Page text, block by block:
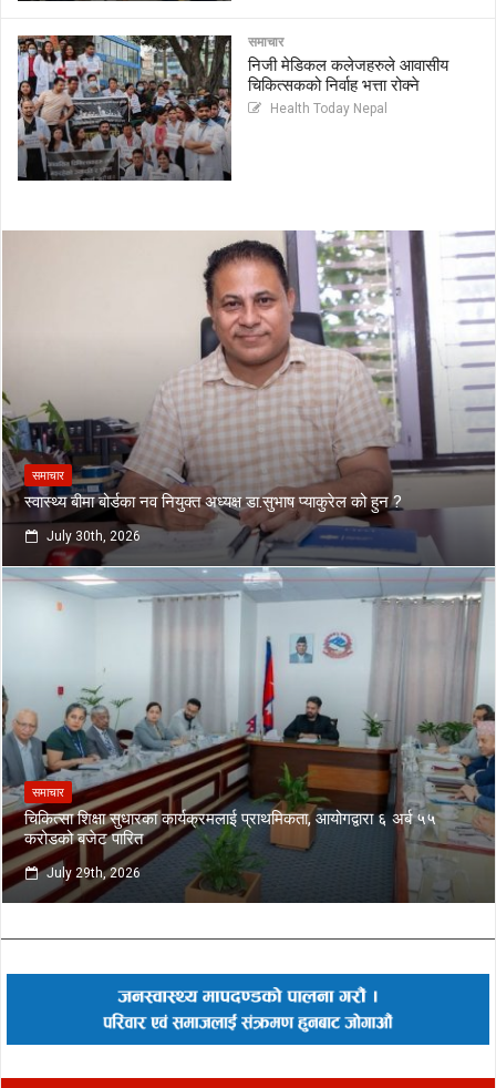
समाचार
निजी मेडिकल कलेजहरुले आवासीय
चिकित्सकको निर्वाह भत्ता रोक्ने
Health Today Nepal
समाचार
स्वास्थ्य बीमा बोर्डका नव नियुक्त अध्यक्ष डा.सुभाष प्याकुरेल को हुन ?
July 30th, 2026
समाचार
चिकित्सा शिक्षा सुधारका कार्यक्रमलाई प्राथमिकता, आयोगद्वारा ६ अर्ब ५५
करोडको बजेट पारित
July 29th, 2026